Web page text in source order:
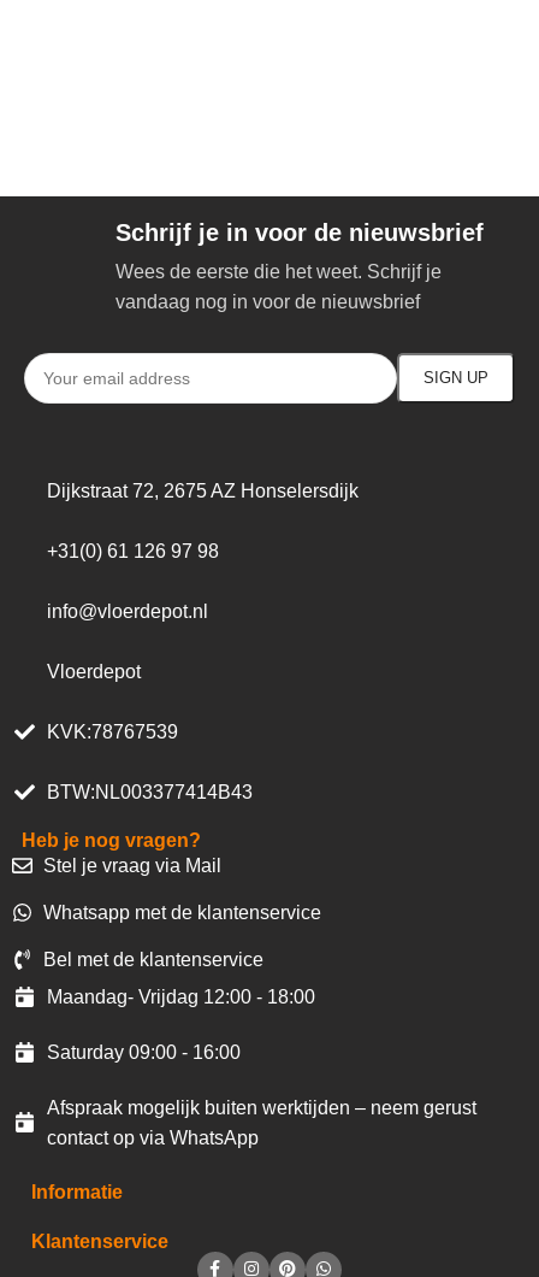
Schrijf je in voor de nieuwsbrief
Wees de eerste die het weet. Schrijf je
vandaag nog in voor de nieuwsbrief
Dijkstraat 72, 2675 AZ Honselersdijk
+31(0) 61 126 97 98
info@vloerdepot.nl
Vloerdepot
KVK:78767539
BTW:NL003377414B43
Heb je nog vragen?
Stel je vraag via Mail
Whatsapp met de klantenservice
Bel met de klantenservice
Maandag- Vrijdag 12:00 - 18:00
Saturday 09:00 - 16:00
Afspraak mogelijk buiten werktijden – neem gerust
contact op via WhatsApp
Informatie
Klantenservice